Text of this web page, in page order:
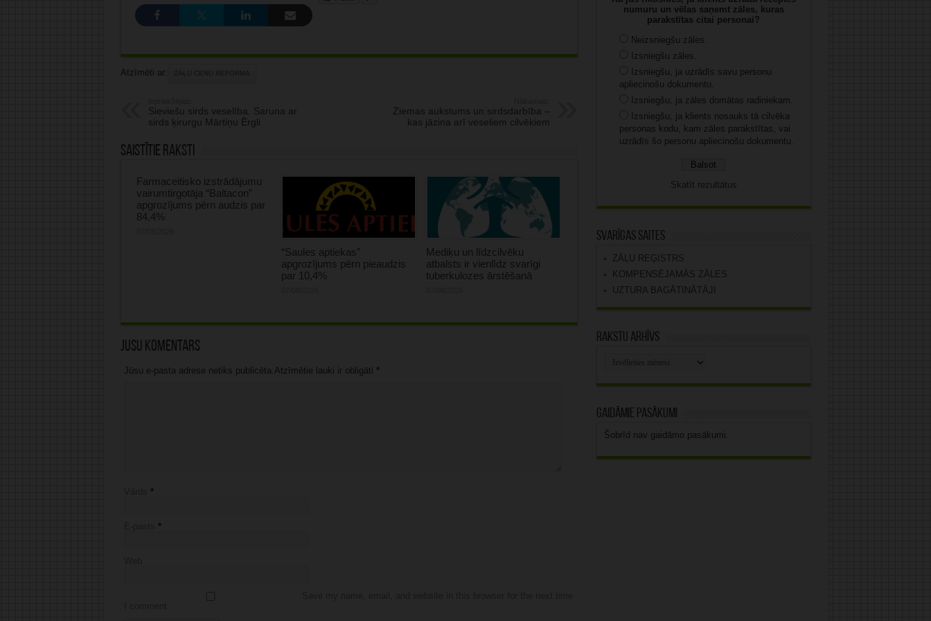
Atzīmēti ar: ZĀĻU CENU REFORMA
Sieviešu sirds veselība. Saruna ar
sirds ķirurgu Mārtiņu Ērgli
Ziemas aukstums un sirdsdarbība –
kas jāzina arī veseliem cilvēkiem
Saistītie raksti
Farmaceitisko izstrādājumu
vairumtirgotāja “Baltacon”
apgrozījums pērn audzis par
84,4%
“Saules aptiekas”
apgrozījums pērn pieaudzis
par 10,4%
Mediķu un līdzcilvēku
atbalsts ir vienlīdz svarīgi
tuberkulozes ārstēšanā
Jūsu komentārs
Jūsu e-pasta adrese netiks publicēta.Atzīmētie lauki ir obligāti *
*
*
numuru un vēlas saņemt zāles, kuras
parakstītas citai personai?
Neizsniegšu zāles.
Izsniegšu zāles.
Izsniegšu, ja uzrādīs savu personu
apliecinošu dokumentu.
Izsniegšu, ja zāles domātas radiniekam.
Izsniegšu, ja klients nosauks tā cilvēka
personas kodu, kam zāles parakstītas, vai
uzrādīs šo personu apliecinošu dokumentu.
Skatīt rezultātus
Svarīgas saites
ZĀĻU REĢISTRS
KOMPENSĒJAMĀS ZĀLES
UZTURA BAGĀTINĀTĀJI
Rakstu arhīvs
Gaidāmie pasākumi
Šobrīd nav gaidāmo pasākumi.